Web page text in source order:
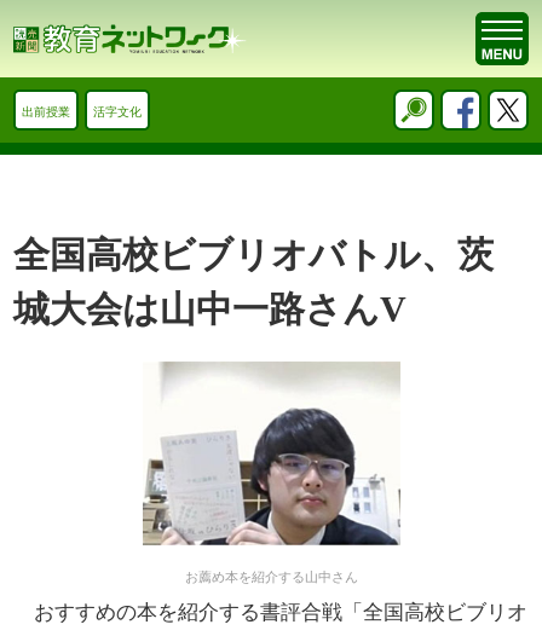
出前授業 活字文化
全国高校ビブリオバトル、茨
城大会は山中一路さんV
お薦め本を紹介する山中さん
おすすめの本を紹介する書評合戦「全国高校ビブリオ